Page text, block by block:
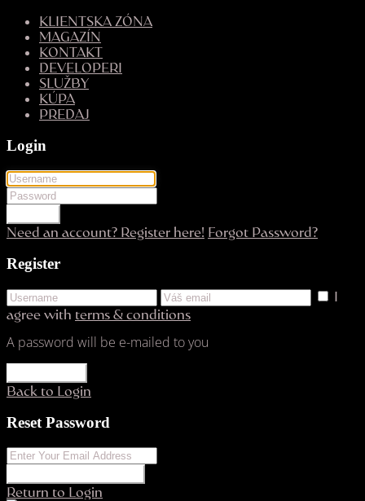
KLIENTSKA ZÓNA
MAGAZÍN
KONTAKT
DEVELOPERI
SLUŽBY
KÚPA
PREDAJ
Login
Need an account? Register here! Forgot Password?
Register
I
agree with terms & conditions
A password will be e-mailed to you
Back to Login
Reset Password
Return to Login